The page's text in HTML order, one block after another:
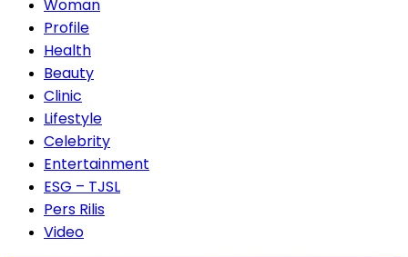
Woman
Profile
Health
Beauty
Clinic
Lifestyle
Celebrity
Entertainment
ESG – TJSL
Pers Rilis
Video